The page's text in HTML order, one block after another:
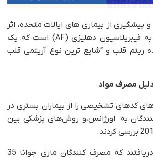
پیشگیری از بیماری های ایالات متحده، اثر
ذکر شده خطر ابتلا به فیبریلاسیون دهلیزی (AF) است که یک
ریتم قلب و “شایع ترین نوع آریتمی قلب
مصرف مواد
کدهای تشخیصی را از بیماران بستری در
کنندگان به اورژانس،و روش‌های پزشکی بین
دانشمندان UCSF دریافتند که مصرف کنندگان ماری جوانا 35